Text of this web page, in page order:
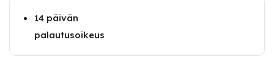
14 päivän
palautusoikeus